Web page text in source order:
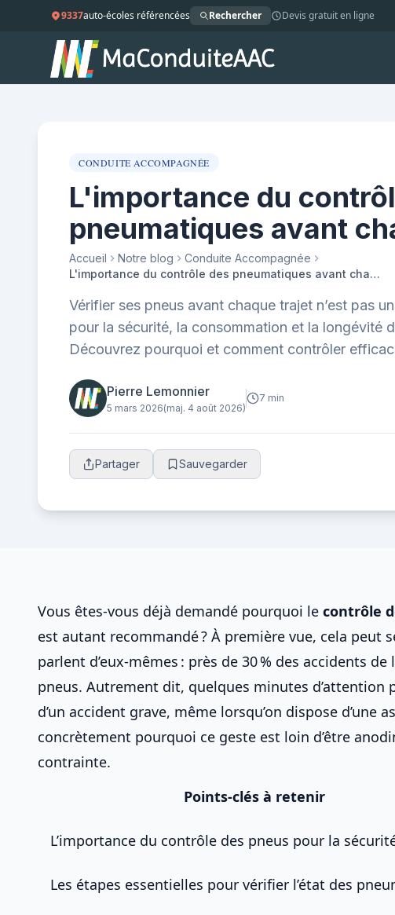
9337auto-écoles référencées Rechercher Devis gratuit en ligne
CONDUITE ACCOMPAGNÉE
L'importance du
pneumatiques avant
Accueil Notre blog
Conduite Accompagnée
L'importance du contrôle des pneumatiques avant chaque trajet
Vérifier ses pneus avant chaque trajet n’est pas
pour la sécurité, la consommation et la longévité
Découvrez pourquoi et comment contrôler
Pierre Lemonnier
5 mars 2026(maj. 4 août 2026)
7 min
Partager Sauvegarder
Vous êtes-vous déjà demandé pourquoi le contrôle
est autant recommandé ? À première vue, cela peut
parlent d’eux-mêmes : près de 30 % des accidents
pneus. Autrement dit, quelques minutes d’attention
d’un accident grave, même lorsqu’on dispose d’une
concrètement pourquoi ce geste est loin d’être
contrainte.
Points-clés à retenir
L’importance du contrôle des pneus pour la
Les étapes essentielles pour vérifier l’état des